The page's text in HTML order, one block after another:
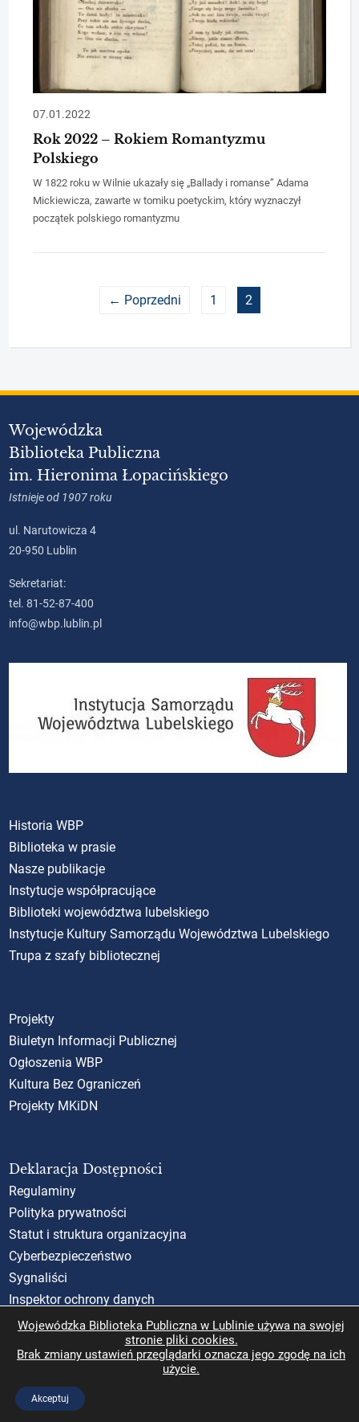
07.01.2022
Rok 2022 – Rokiem Romantyzmu
Polskiego
W 1822 roku w Wilnie ukazały się „Ballady i romanse” Adama
Mickiewicza, zawarte w tomiku poetyckim, który wyznaczył
początek polskiego romantyzmu
← Poprzedni 1 2
Wojewódzka
Biblioteka Publiczna
im. Hieronima Łopacińskiego
Istnieje od 1907 roku
ul. Narutowicza 4
20-950 Lublin
Sekretariat:
tel. 81-52-87-400
info@wbp.lublin.pl
Historia WBP
Biblioteka w prasie
Nasze publikacje
Instytucje współpracujące
Biblioteki województwa lubelskiego
Instytucje Kultury Samorządu Województwa Lubelskiego
Trupa z szafy bibliotecznej
Projekty
Biuletyn Informacji Publicznej
Ogłoszenia WBP
Kultura Bez Ograniczeń
Projekty MKiDN
Deklaracja Dostępności
Regulaminy
Polityka prywatności
Statut i struktura organizacyjna
Cyberbezpieczeństwo
Sygnaliści
Inspektor ochrony danych
Standardy Ochrony Małoletnich (SOM)
Rzecznik Praw Obywatelskich
Wojewódzka Biblioteka Publiczna w Lublinie używa na swojej
stronie pliki cookies.
Brak zmiany ustawień przeglądarki oznacza jego zgodę na ich
użycie.
Akceptuj